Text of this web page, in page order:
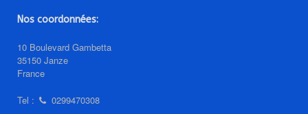
Nos coordonnées:
10 Boulevard Gambetta
35150 Janze
France
Tel : 0299470308